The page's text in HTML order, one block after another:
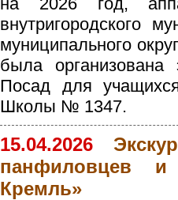
внутригородского
муниципального
была организована
Посад для
Школы № 1347.
15.04.2026
панфиловцев и
Кремль»